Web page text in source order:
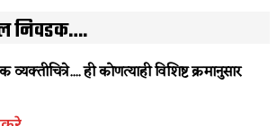
निवडक….
ही कोणत्याही विशिष्ट क्रमानुसार